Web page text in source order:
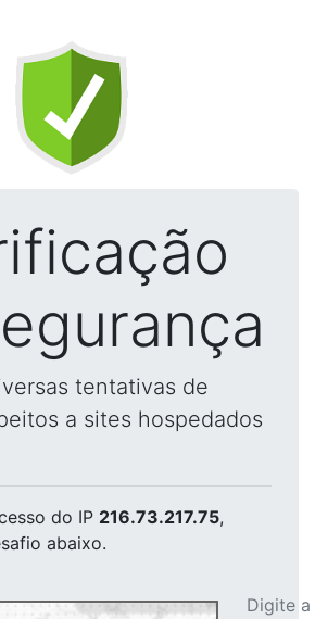
tentativas de
a sites hospedados
do IP 216.73.217.75,
abaixo.
Digite